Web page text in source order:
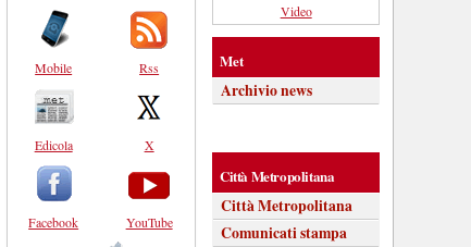
Mobile
Edicola
Facebook
Rss
X
YouTube
Video
Met
Archivio news
Città Metropolitana
Città Metropolitana
Comunicati stampa